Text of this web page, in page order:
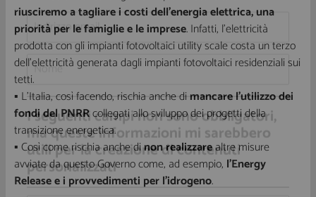
riusciremo a tagliare i costi dell’energia elettrica, una
priorità per le famiglie e le imprese. Infatti, l’elettricità
prodotta con gli impianti fotovoltaici utility scale costa un terzo
dell’elettricità generata dagli impianti fotovoltaici residenziali sui
tetti.
▪ L’Italia, così facendo, rischia anche dimancare l’utilizzo dei
fondi del PNRRcollegati allo sviluppo dei progetti della
transizione energetica.
▪ Così come rischia anche dinon realizzarealtre misure
avviate da questo Governo come, ad esempio, l’Energy
Release e i provvedimenti per l’idrogeno.
Lasciaci la tua Email per ricevere contenuti
esclusivi o in anteprima
I seguenti campi non sono obbligatori,
ma queste informazioni mi sarebbero
utili per la creazione di contenuti